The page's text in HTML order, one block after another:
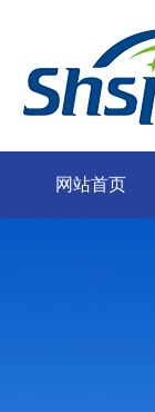
网站首页